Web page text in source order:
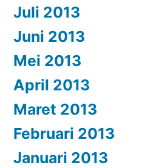
Juli 2013
Juni 2013
Mei 2013
April 2013
Maret 2013
Februari 2013
Januari 2013